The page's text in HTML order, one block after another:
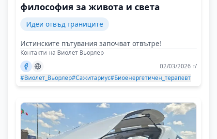
философия за живота и света
Идеи отвъд границите
Истинските пътувания започват отвътре!
Контакти на Виолет Вьорлер
02/03/2026 г/
#Виолет_Вьорлер#Сажитариус#Биоенергетичен_терапевт